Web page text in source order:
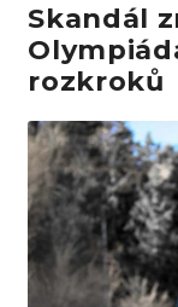
Skandál
rozkroků
Obrázek